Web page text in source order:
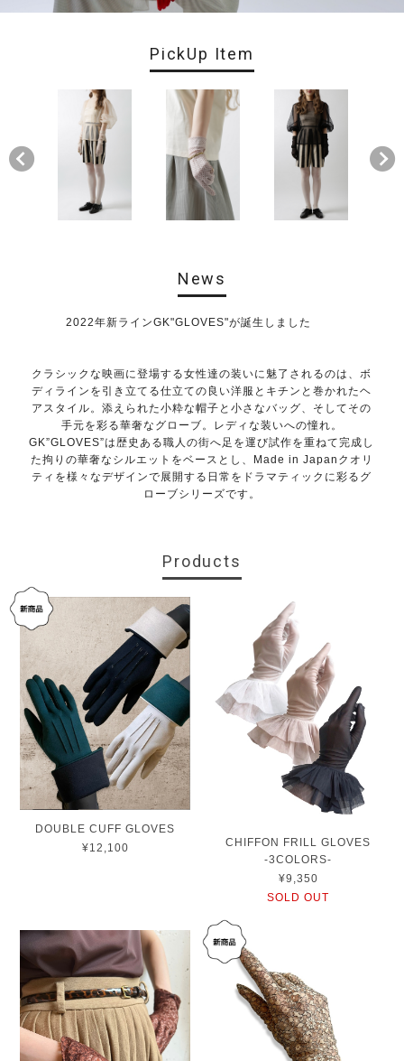
PickUp Item
News
2022年新ラインGK"GLOVES"が誕生しました
クラシックな映画に登場する女性達の装いに魅了されるのは、ボ
ディラインを引き立てる仕立ての良い洋服とキチンと巻かれたヘ
アスタイル。添えられた小粋な帽子と小さなバッグ、そしてその
手元を彩る華奢なグローブ。レディな装いへの憧れ。
GK”GLOVES”は歴史ある職人の街へ足を運び試作を重ねて完成し
た拘りの華奢なシルエットをベースとし、Made in Japanクオリ
ティを様々なデザインで展開する日常をドラマティックに彩るグ
ローブシリーズです。
Products
DOUBLE CUFF GLOVES
¥12,100
CHIFFON FRILL GLOVES
-3COLORS-
¥9,350
SOLD OUT